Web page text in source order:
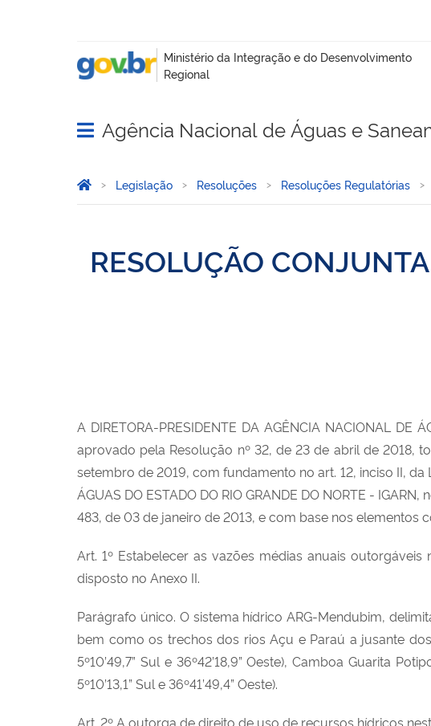
Abrir menu principal de navegação
Agência Nacional de Águas e
Você está aqui:
Página Inicial
Legislação Resoluções Resoluções Regulatórias
RESOLUÇÃO
A DIRETORA-PRESIDENTE DA AGÊNCIA NACIONAL
aprovado pela Resolução nº 32, de 23 de abril de 2018,
setembro de 2019, com fundamento no art. 12, inciso II, da
ÁGUAS DO ESTADO DO RIO GRANDE DO NORTE -
483, de 03 de janeiro de 2013, e com base nos elementos
Art. 1º Estabelecer as vazões médias anuais
disposto no Anexo II.
Parágrafo único. O sistema hídrico ARG-Mendubim,
bem como os trechos dos rios Açu e Paraú a jusante
5º10’49,7” Sul e 36º42’18,9” Oeste), Camboa Guarita
5º10’13,1” Sul e 36º41’49,4” Oeste).
Art. 2º A outorga de direito de uso de recursos hídricos